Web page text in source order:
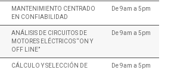
MANTENIMIENTO CENTRADO
EN CONFIABILIDAD
De 9am a 5pm
ANÁLISIS DE CIRCUITOS DE
MOTORES ELÉCTRICOS “ON Y
OFF LINE”
De 9am a 5pm
CÁLCULO Y SELECCIÓN DE
De 9am a 5pm